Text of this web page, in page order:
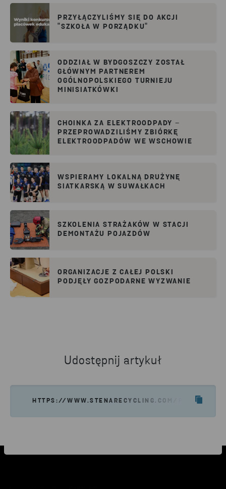
PRZYŁĄCZYLIŚMY SIĘ DO AKCJI
"SZKOŁA W PORZĄDKU"
ODDZIAŁ W BYDGOSZCZY ZOSTAŁ
GŁÓWNYM PARTNEREM
OGÓLNOPOLSKIEGO TURNIEJU
MINISIATKÓWKI
CHOINKA ZA ELEKTROODPADY –
PRZEPROWADZILIŚMY ZBIÓRKĘ
ELEKTROODPADÓW WE WSCHOWIE
WSPIERAMY LOKALNĄ DRUŻYNĘ
SIATKARSKĄ W SUWAŁKACH
SZKOLENIA STRAŻAKÓW W STACJI
DEMONTAŻU POJAZDÓW
ORGANIZACJE Z CAŁEJ POLSKI
PODJĘŁY GOZPODARNE WYZWANIE
Udostępnij artykuł
HTTPS://WWW.STENARECYCLING.COM/PL/O-